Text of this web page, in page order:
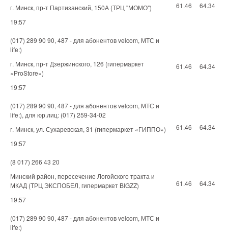
г. Минск, пр-т Партизанский, 150А (ТРЦ "МОМО")
19:57
61.46 64.34
(017) 289 90 90, 487 - для абонентов velcom, МТС и
life:)
г. Минск, пр-т Дзержинского, 126 (гипермаркет
«ProStore»)
19:57
61.46 64.34
(017) 289 90 90, 487 - для абонентов velcom, МТС и
life:), для юр.лиц: (017) 259-34-02
г. Минск, ул. Сухаревская, 31 (гипермаркет «ГИППО»)
19:57
61.46 64.34
(8 017) 266 43 20
Минский район, пересечение Логойского тракта и
МКАД (ТРЦ ЭКСПОБЕЛ, гипермаркет BIGZZ)
19:57
61.46 64.34
(017) 289 90 90, 487 - для абонентов velcom, МТС и
life:)